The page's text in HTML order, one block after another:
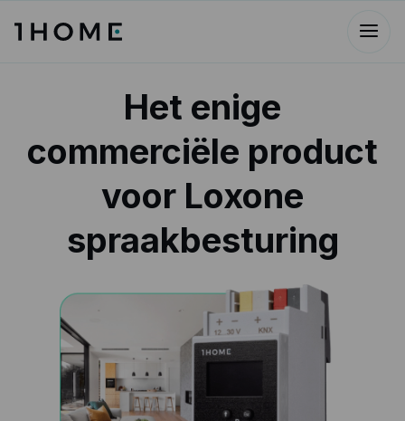
Het enige
commerciële product
voor Loxone
spraakbesturing